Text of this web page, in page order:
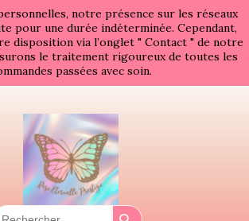
notre présence sur les réseaux
pour une durée indéterminée. Cependant,
disposition via l’onglet " Contact " de notre
le traitement rigoureux de toutes les
passées avec soin.